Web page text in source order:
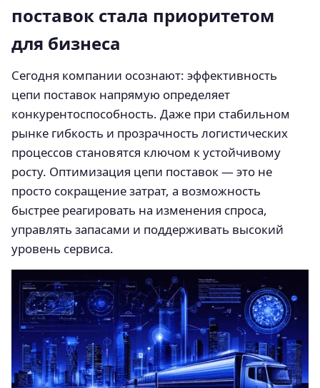
поставок стала приоритетом
для бизнеса
Сегодня компании осознают: эффективность
цепи поставок напрямую определяет
конкурентоспособность. Даже при стабильном
рынке гибкость и прозрачность логистических
процессов становятся ключом к устойчивому
росту. Оптимизация цепи поставок — это не
просто сокращение затрат, а возможность
быстрее реагировать на изменения спроса,
управлять запасами и поддерживать высокий
уровень сервиса.